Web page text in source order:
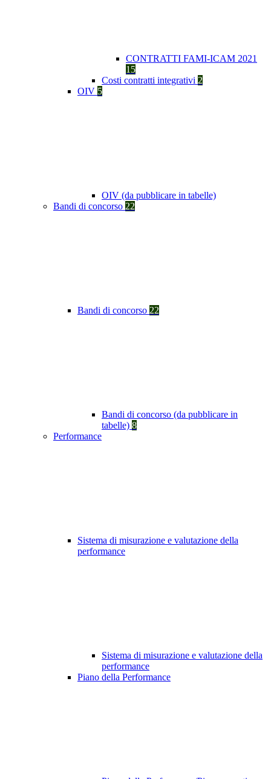
CONTRATTI FAMI-ICAM 2021
15
Costi contratti integrativi 2
OIV 5
OIV (da pubblicare in tabelle)
Bandi di concorso 22
Bandi di concorso 22
Bandi di concorso (da pubblicare in
tabelle) 8
Performance
Sistema di misurazione e valutazione della
performance
Sistema di misurazione e valutazione della
performance
Piano della Performance